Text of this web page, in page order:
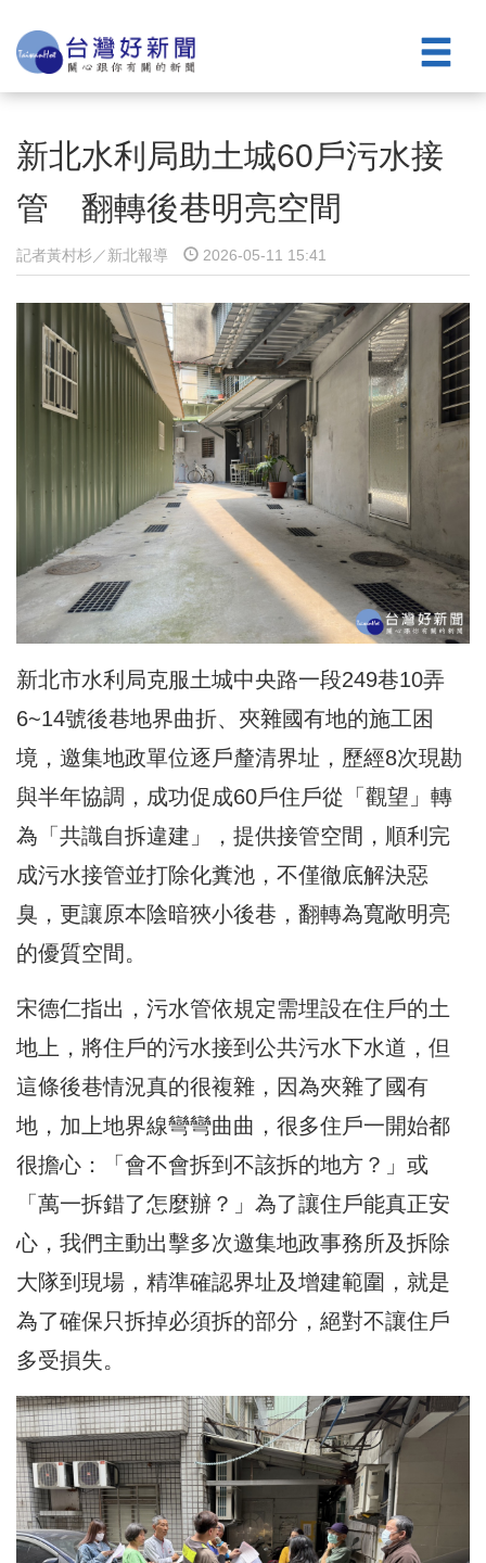
新北水利局助土城60戶污水接
管 翻轉後巷明亮空間
記者黃村杉／新北報導 2026-05-11 15:41
新北市水利局克服土城中央路一段249巷10弄
6~14號後巷地界曲折、夾雜國有地的施工困
境，邀集地政單位逐戶釐清界址，歷經8次現勘
與半年協調，成功促成60戶住戶從「觀望」轉
為「共識自拆違建」，提供接管空間，順利完
成污水接管並打除化糞池，不僅徹底解決惡
臭，更讓原本陰暗狹小後巷，翻轉為寬敞明亮
的優質空間。
宋德仁指出，污水管依規定需埋設在住戶的土
地上，將住戶的污水接到公共污水下水道，但
這條後巷情況真的很複雜，因為夾雜了國有
地，加上地界線彎彎曲曲，很多住戶一開始都
很擔心：「會不會拆到不該拆的地方？」或
「萬一拆錯了怎麼辦？」為了讓住戶能真正安
心，我們主動出擊多次邀集地政事務所及拆除
大隊到現場，精準確認界址及增建範圍，就是
為了確保只拆掉必須拆的部分，絕對不讓住戶
多受損失。